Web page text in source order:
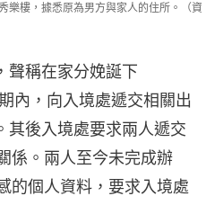
樂樓，據悉原為男方與家人的住所。（資
聲稱在家分娩誕下
內，向入境處遞交相關出
其後入境處要求兩人遞交
係。兩人至今未完成辦
的個人資料，要求入境處